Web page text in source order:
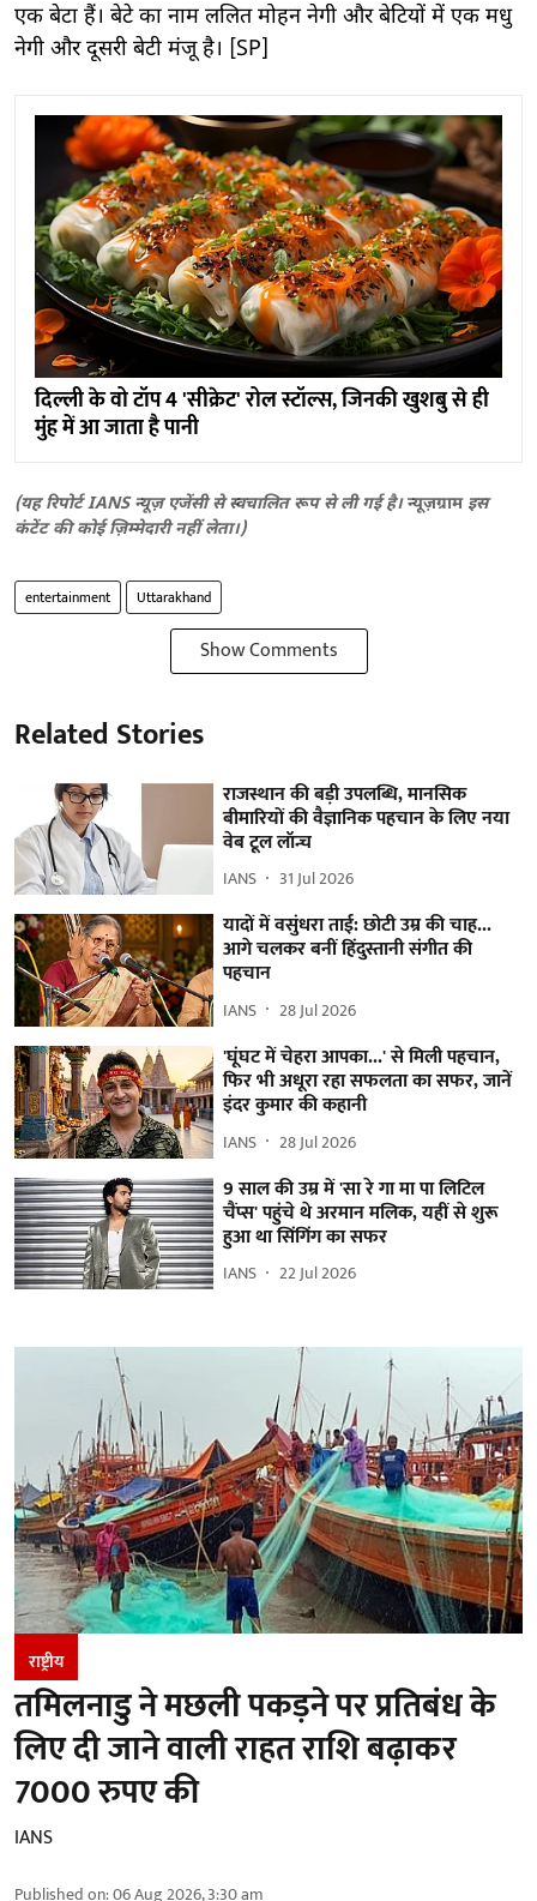
एक बेटा हैं। बेटे का नाम ललित मोहन नेगी और बेटियों में एक मधु
नेगी और दूसरी बेटी मंजू है। [SP]
दिल्ली के वो टॉप 4 'सीक्रेट' रोल स्टॉल्स, जिनकी खुशबु से ही
मुंह में आ जाता है पानी
(यह रिपोर्ट IANS न्यूज़ एजेंसी से स्वचालित रूप से ली गई है।न्यूज़ग्राम इस
कंटेंट की कोई ज़िम्मेदारी नहीं लेता।)
entertainment Uttarakhand
Show Comments
Related Stories
राजस्थान की बड़ी उपलब्धि, मानसिक
बीमारियों की वैज्ञानिक पहचान के लिए नया
वेब टूल लॉन्च
IANS 31 Jul 2026
यादों में वसुंधरा ताई: छोटी उम्र की चाह...
आगे चलकर बनीं हिंदुस्तानी संगीत की
पहचान
IANS 28 Jul 2026
'घूंघट में चेहरा आपका...' से मिली पहचान,
फिर भी अधूरा रहा सफलता का सफर, जानें
इंदर कुमार की कहानी
IANS 28 Jul 2026
9 साल की उम्र में 'सा रे गा मा पा लिटिल
चैंप्स' पहुंचे थे अरमान मलिक, यहीं से शुरू
हुआ था सिंगिंग का सफर
IANS 22 Jul 2026
राष्ट्रीय
तमिलनाडु ने मछली पकड़ने पर प्रतिबंध के
लिए दी जाने वाली राहत राशि बढ़ाकर
7000 रुपए की
IANS
Published on:06 Aug 2026, 3:30 am